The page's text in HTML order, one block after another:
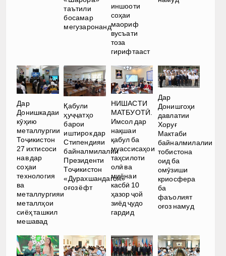
таътили
босамар
мегузаронанд
иншооти
соҳаи
маориф
вусъати
тоза
гирифтааст
Дар
Донишкадаи
кӯҳию
металлургии
Тоҷикистон
27 ихтисоси
нав дар
соҳаи
технология
ва
металлургияи
металлҳои
сиёҳ ташкил
мешавад
Қабули
ҳуҷҷатҳо
барои
иштирок дар
Стипендияи
байналмилалии
Президенти
Тоҷикистон
«Дурахшандагон»
оғоз ёфт
НИШАСТИ
МАТБУОТӢ.
Имсол дар
нақшаи
қабул ба
муассисаҳои
таҳсилоти
олӣ ва
миёнаи
касбӣ 10
ҳазор ҷой
зиёд ҷудо
гардид
Дар
Донишгоҳи
давлатии
Хоруғ
Мактаби
байналмилалии
тобистона
оид ба
омӯзиши
криосфера
ба
фаъолият
оғоз намуд